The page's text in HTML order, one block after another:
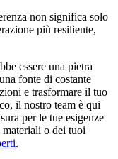
non significa solo
più resiliente,
essere una pietra
fonte di costante
e trasformare il tuo
il nostro team è qui
per le tue esigenze
o dei tuoi
.